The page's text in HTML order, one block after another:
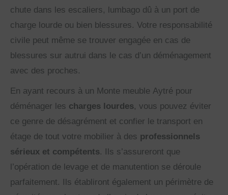
chute dans les escaliers, lumbago dû à un port de
charge lourde ou bien blessures. Votre responsabilité
civile peut même se trouver engagée en cas de
blessures sur autrui dans le cas d’un déménagement
avec des proches.
En ayant recours à un Monte meuble Aytré pour
déménager les charges lourdes, vous pouvez éviter
ce genre de désagrément et confier le transport en
étage de tout votre mobilier à des professionnels
sérieux et compétents. Ils s’assureront que
l’opération de levage et de manutention se déroule
parfaitement. Ils établiront également un périmètre de